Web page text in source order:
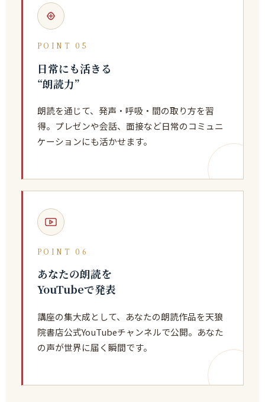
POINT 05
日常にも活きる
“朗読力”
朗読を通じて、発声・呼吸・間の取り方を習
得。プレゼンや会話、面接など日常のコミュニ
ケーションにも活かせます。
POINT 06
あなたの朗読を
YouTubeで発表
講座の集大成として、あなたの朗読作品を天狼
院書店公式YouTubeチャンネルで公開。あなた
の声が世界に届く瞬間です。